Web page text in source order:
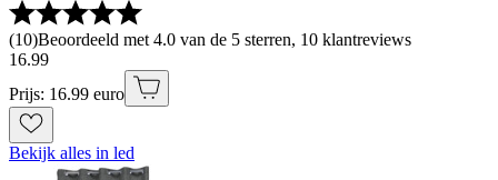
(10)Beoordeeld met 4.0 van de 5 sterren, 10 klantreviews
16.99
Prijs: 16.99 euro
Bekijk alles in led